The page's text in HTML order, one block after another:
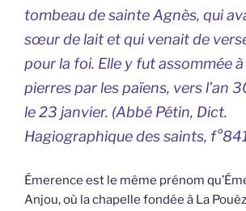
tombeau de sainte Agnès, qui
sœur de lait et qui venait de
pour la foi. Elle y fut assommée
pierres par les païens, vers l’an
le 23 janvier. (Abbé Pétin, Dict.
Hagiographique des saints,
Émerence est le même prénom
Anjou, où la chapelle fondée à La